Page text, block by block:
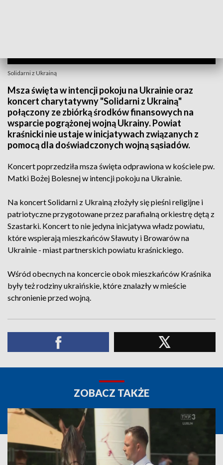
Solidarni z Ukrainą
Msza święta w intencji pokoju na Ukrainie oraz
koncert charytatywny "Solidarni z Ukrainą"
połączony ze zbiórką środków finansowych na
wsparcie pogrążonej wojną Ukrainy. Powiat
kraśnicki nie ustaje w inicjatywach związanych z
pomocą dla doświadczonych wojną sąsiadów.
Koncert poprzedziła msza święta odprawiona w kościele pw.
Matki Bożej Bolesnej w intencji pokoju na Ukrainie.
Na koncert Solidarni z Ukrainą złożyły się pieśni religijne i
patriotyczne przygotowane przez parafialną orkiestrę dętą z
Szastarki. Koncert to nie jedyna inicjatywa władz powiatu,
które wspierają mieszkańców Sławuty i Browarów na
Ukrainie - miast partnerskich powiatu kraśnickiego.
Wśród obecnych na koncercie obok mieszkańców Kraśnika
były też rodziny ukraińskie, które znalazły w mieście
schronienie przed wojną.
ZOBACZ TAKŻE